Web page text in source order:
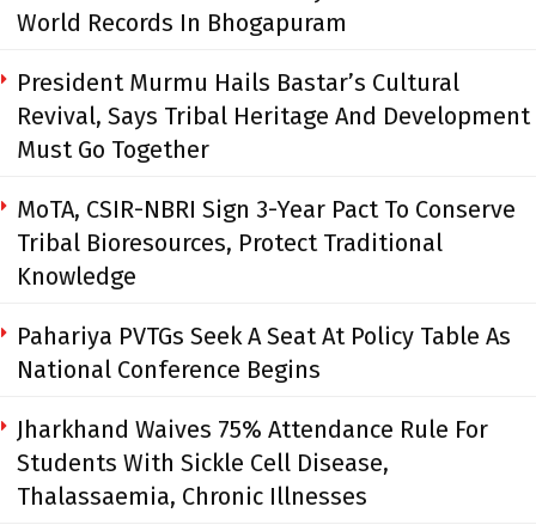
World Records In Bhogapuram
President Murmu Hails Bastar’s Cultural
Revival, Says Tribal Heritage And Development
Must Go Together
MoTA, CSIR-NBRI Sign 3-Year Pact To Conserve
Tribal Bioresources, Protect Traditional
Knowledge
Pahariya PVTGs Seek A Seat At Policy Table As
National Conference Begins
Jharkhand Waives 75% Attendance Rule For
Students With Sickle Cell Disease,
Thalassaemia, Chronic Illnesses